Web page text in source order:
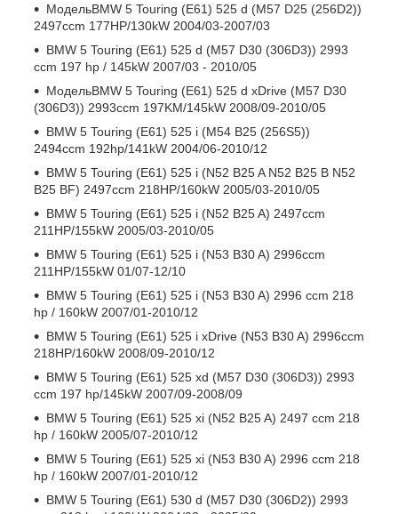
МодельBMW 5 Touring (E61) 525 d (M57 D25 (256D2))
2497ccm 177HP/130kW 2004/03-2007/03
BMW 5 Touring (E61) 525 d (M57 D30 (306D3)) 2993
ccm 197 hp / 145kW 2007/03 - 2010/05
МодельBMW 5 Touring (E61) 525 d xDrive (M57 D30
(306D3)) 2993ccm 197KM/145kW 2008/09-2010/05
BMW 5 Touring (E61) 525 i (M54 B25 (256S5))
2494ccm 192hp/141kW 2004/06-2010/12
BMW 5 Touring (E61) 525 i (N52 B25 A N52 B25 B N52
B25 BF) 2497ccm 218HP/160kW 2005/03-2010/05
BMW 5 Touring (E61) 525 i (N52 B25 A) 2497ccm
211HP/155kW 2005/03-2010/05
BMW 5 Touring (E61) 525 i (N53 B30 A) 2996ccm
211HP/155kW 01/07-12/10
BMW 5 Touring (E61) 525 i (N53 B30 A) 2996 ccm 218
hp / 160kW 2007/01-2010/12
BMW 5 Touring (E61) 525 i xDrive (N53 B30 A) 2996ccm
218HP/160kW 2008/09-2010/12
BMW 5 Touring (E61) 525 xd (M57 D30 (306D3)) 2993
ccm 197 hp/145kW 2007/09-2008/09
BMW 5 Touring (E61) 525 xi (N52 B25 A) 2497 ccm 218
hp / 160kW 2005/07-2010/12
BMW 5 Touring (E61) 525 xi (N53 B30 A) 2996 ccm 218
hp / 160kW 2007/01-2010/12
BMW 5 Touring (E61) 530 d (M57 D30 (306D2)) 2993